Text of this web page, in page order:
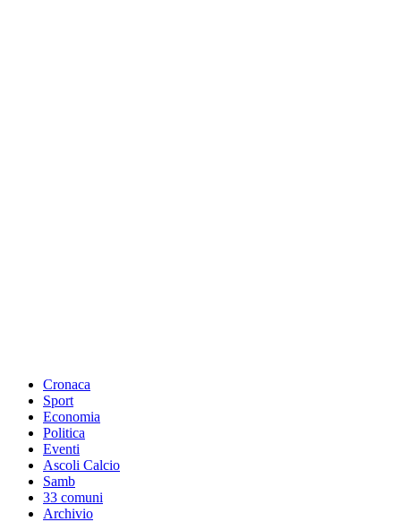
Cronaca
Sport
Economia
Politica
Eventi
Ascoli Calcio
Samb
33 comuni
Archivio